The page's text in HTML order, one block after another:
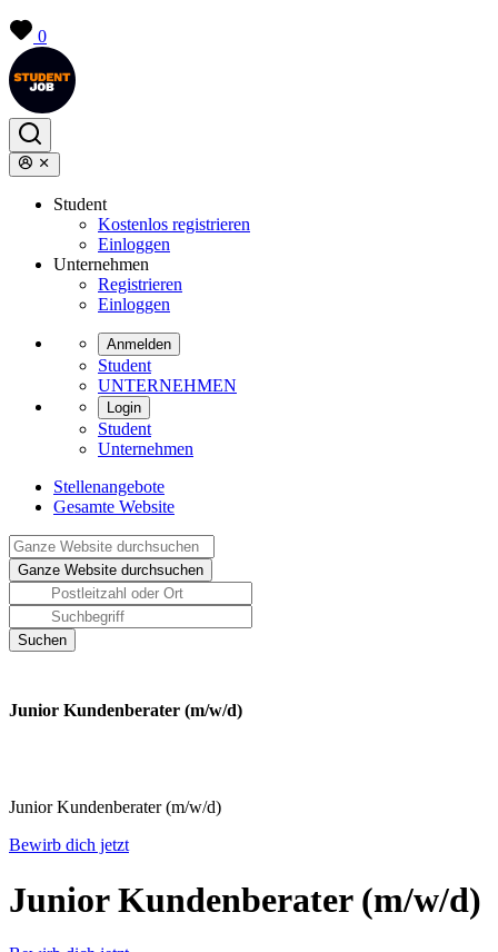
0
Student
Kostenlos registrieren
Einloggen
Unternehmen
Registrieren
Einloggen
Anmelden
Student
UNTERNEHMEN
Login
Student
Unternehmen
Stellenangebote
Gesamte Website
Junior Kundenberater (m/w/d)
Junior Kundenberater (m/w/d)
Bewirb dich jetzt
Junior Kundenberater (m/w/d)